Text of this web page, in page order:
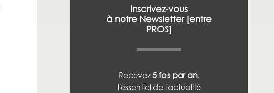
Inscrivez-vous
à notre Newsletter [entre
PROS]
Recevez5 fois par an,
l'essentiel de l'actualité